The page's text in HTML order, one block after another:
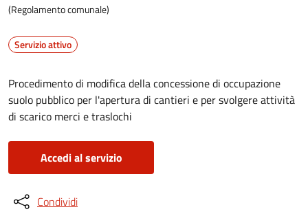
(Regolamento comunale)
Servizio attivo
Procedimento di modifica della concessione di occupazione
suolo pubblico per l'apertura di cantieri e per svolgere attività
di scarico merci e traslochi
Accedi al servizio
Condividi